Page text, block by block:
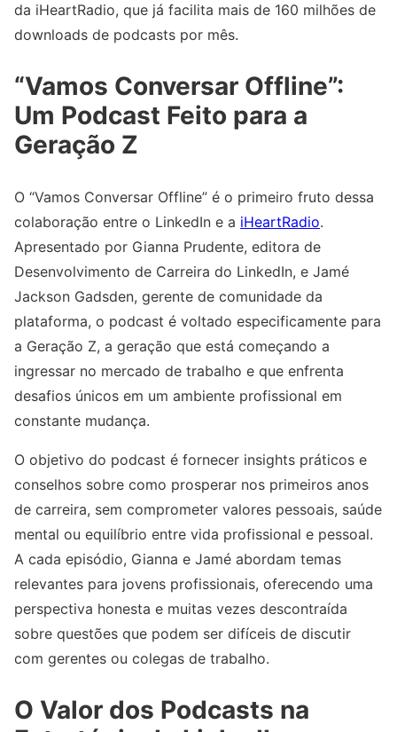
da iHeartRadio, que já facilita mais de 160 milhões de
downloads de podcasts por mês.
“Vamos Conversar Offline”:
Um Podcast Feito para a
Geração Z
O “Vamos Conversar Offline” é o primeiro fruto dessa
colaboração entre o LinkedIn e a iHeartRadio.
Apresentado por Gianna Prudente, editora de
Desenvolvimento de Carreira do LinkedIn, e Jamé
Jackson Gadsden, gerente de comunidade da
plataforma, o podcast é voltado especificamente para
a Geração Z, a geração que está começando a
ingressar no mercado de trabalho e que enfrenta
desafios únicos em um ambiente profissional em
constante mudança.
O objetivo do podcast é fornecer insights práticos e
conselhos sobre como prosperar nos primeiros anos
de carreira, sem comprometer valores pessoais, saúde
mental ou equilíbrio entre vida profissional e pessoal.
A cada episódio, Gianna e Jamé abordam temas
relevantes para jovens profissionais, oferecendo uma
perspectiva honesta e muitas vezes descontraída
sobre questões que podem ser difíceis de discutir
com gerentes ou colegas de trabalho.
O Valor dos Podcasts na